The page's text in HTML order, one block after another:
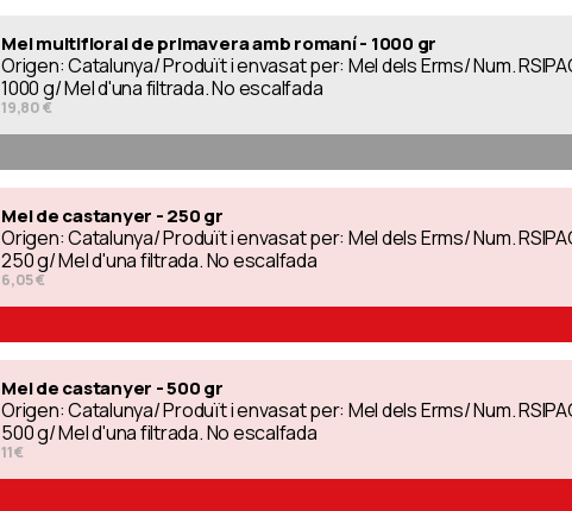
Mel multifloral de primavera amb romaní - 1000 gr
Origen: Catalunya/ Produït i envasat per: Mel dels Erms/ Num.
1000 g/ Mel d'una filtrada. No escalfada
19,80 €
Mel de castanyer - 250 gr
Origen: Catalunya/ Produït i envasat per: Mel dels Erms/ Num.
250 g/ Mel d'una filtrada. No escalfada
6,05 €
Mel de castanyer - 500 gr
Origen: Catalunya/ Produït i envasat per: Mel dels Erms/ Num.
500 g/ Mel d'una filtrada. No escalfada
11 €